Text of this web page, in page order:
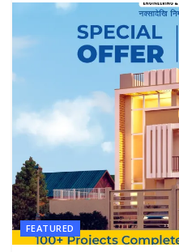
FEATURED